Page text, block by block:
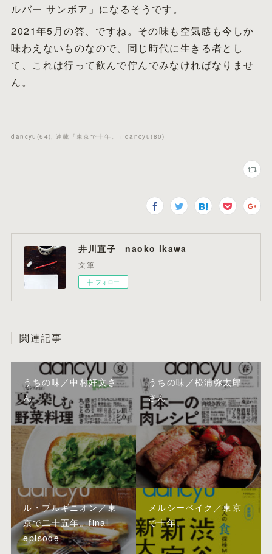
ルバー サンボア」になるそうです。
2021年5月の答、ですね。その味も空気感も今しか
味わえないものなので、同じ時代に生きる者とし
て、これは行って飲んで佇んでみなければなりませ
ん。
dancyu (64) 連載「東京で十年。」dancyu (80)
井川直子 naoko ikawa
文筆
フォロー
関連記事
うちの味／中村好文さ
ん
うちの味／松浦弥太郎
さん
ル・ブルギニオン／東
京で二十五年。final
episode
メルシーベイク／東京
で十年。